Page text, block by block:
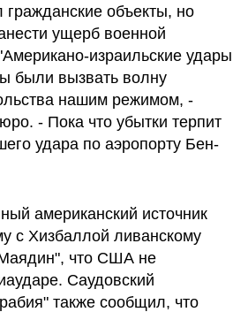
гражданские объекты, но
ущерб военной
израильские удары
были вызвать волну
нашим режимом, -
- Пока что убытки терпит
удара по аэропорту Бен-
американский источник
с Хизбаллой ливанскому
что США не
Саудовский
также сообщил, что